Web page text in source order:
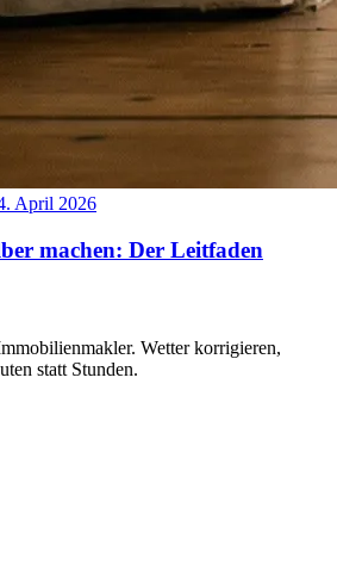
April 2026
machen: Der Leitfaden
Wetter korrigieren,
statt Stunden.